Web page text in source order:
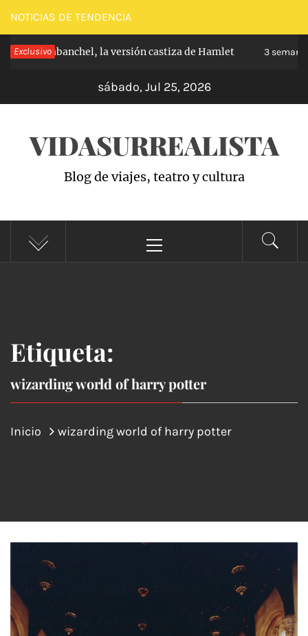
Saltar
al
contenido
NOTICIAS DE TENDENCIA
Exclusivo
de Carabanchel, la versión castiza de Hamlet 3 semanas
sábado, Jul 25, 2026
VIDASURREALISTA
Blog de viajes, teatro y cultura
principal
Etiqueta:
wizarding world of harry potter
Inicio wizarding world of harry potter